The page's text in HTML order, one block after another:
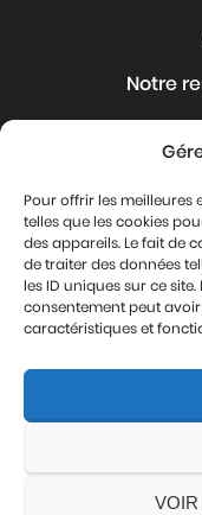
Pour offrir les meilleures
telles que les cookies
des appareils. Le fait de
de traiter des données
les ID uniques sur ce
consentement peut
caractéristiques et
Notre
Protection